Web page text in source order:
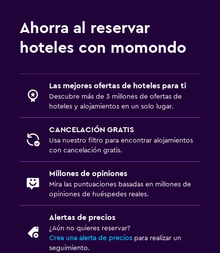
Ahorra al reservar
hoteles con momondo
Las mejores ofertas de hoteles para ti
Descubre más de 3 millones de ofertas de
hoteles y alojamientos en un solo lugar.
CANCELACIÓN GRATIS
Usa nuestro filtro para encontrar alojamientos
con cancelación gratis.
Millones de opiniones
Mira las puntuaciones basadas en millones de
opiniones de huéspedes reales.
Alertas de precios
¿Aún no quieres reservar?
Crea una alerta de precios para realizar un
seguimiento.